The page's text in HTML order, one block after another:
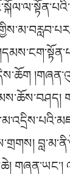
གཞན་ཡང་།